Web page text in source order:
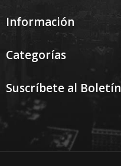
Información
Categorías
Suscríbete al Boletín